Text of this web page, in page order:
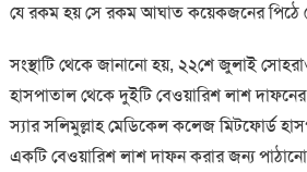
যে রকম হয় সে রকম আঘাত কয়েকজনের পিঠে
সংস্থাটি থেকে জানানো হয়, ২২শে জুলাই
হাসপাতাল থেকে দুইটি বেওয়ারিশ লাশ
স্যার সলিমুল্লাহ মেডিকেল কলেজ মিটফোর্ড
একটি বেওয়ারিশ লাশ দাফন করার জন্য